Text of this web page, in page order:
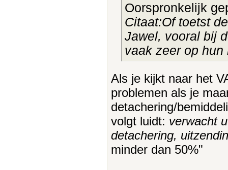
Oorspronkelijk
Citaat:Of toetst
Jawel, vooral bij
vaak zeer op hun
Als je kijkt naar het
problemen als je
detachering/
volgt luidt: verwacht
detachering,
minder dan 50%"